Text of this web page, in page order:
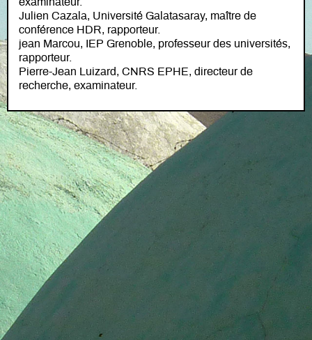
Julien Cazala, Université Galatasaray, maître de
conférence HDR, rapporteur.
jean Marcou, IEP Grenoble, professeur des universités,
rapporteur.
Pierre-Jean Luizard, CNRS EPHE, directeur de
recherche, examinateur.